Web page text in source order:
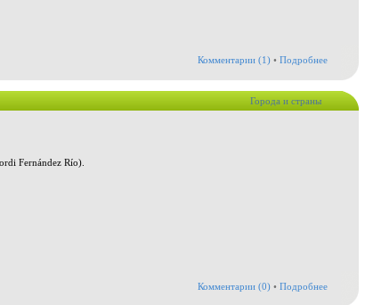
Комментарии (1) • Подробнее
Города и страны
Fernández Río).
Комментарии (0) • Подробнее